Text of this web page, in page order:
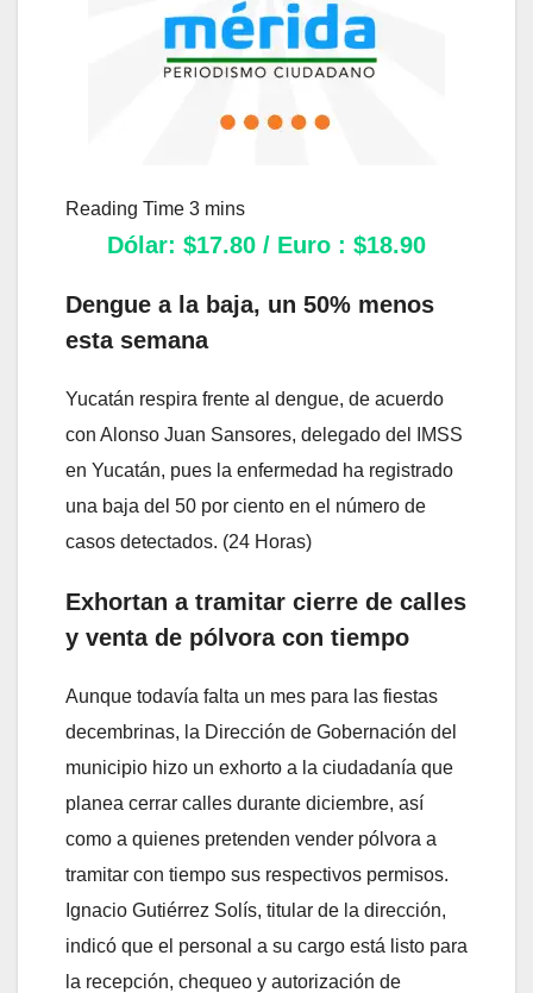
Dólar: $17.80 / Euro : $18.90
Dengue a la baja, un 50% menos
esta semana
Yucatán respira frente al dengue, de acuerdo
con Alonso Juan Sansores, delegado del IMSS
en Yucatán, pues la enfermedad ha registrado
una baja del 50 por ciento en el número de
casos detectados. (24 Horas)
Exhortan a tramitar cierre de calles
y venta de pólvora con tiempo
Aunque todavía falta un mes para las fiestas
decembrinas, la Dirección de Gobernación del
municipio hizo un exhorto a la ciudadanía que
planea cerrar calles durante diciembre, así
como a quienes pretenden vender pólvora a
tramitar con tiempo sus respectivos permisos.
Ignacio Gutiérrez Solís, titular de la dirección,
indicó que el personal a su cargo está listo para
la recepción, chequeo y autorización de